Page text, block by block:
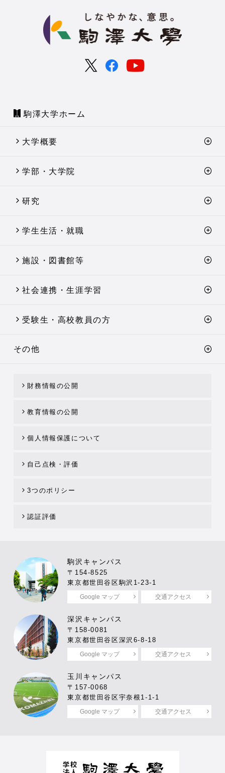
駒澤大学ホーム
大学概要
学部・大学院
研究
学生生活・就職
施設・図書館等
社会連携・生涯学習
受験生・高校教員の方
その他
財務情報の公開
教育情報の公開
個人情報保護について
自己点検・評価
3つのポリシー
認証評価
駒沢キャンパス
〒154-8525
東京都世田谷区駒沢1-23-1
Google マップ 交通アクセス
深沢キャンパス
〒158-0081
東京都世田谷区深沢6-8-18
Google マップ 交通アクセス
玉川キャンパス
〒157-0068
東京都世田谷区宇奈根1-1-1
Google マップ 交通アクセス